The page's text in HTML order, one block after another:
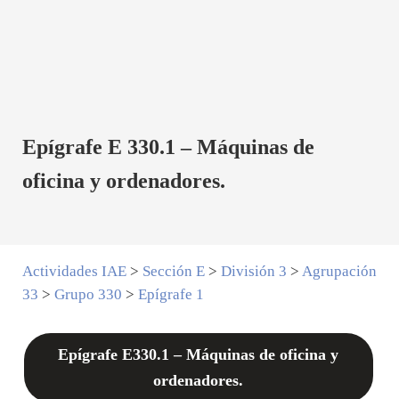
Epígrafe E 330.1 – Máquinas de
oficina y ordenadores.
Actividades IAE> Sección E> División 3 > Agrupación
33 > Grupo 330 > Epígrafe 1
Epígrafe E330.1 – Máquinas de oficina y
ordenadores.